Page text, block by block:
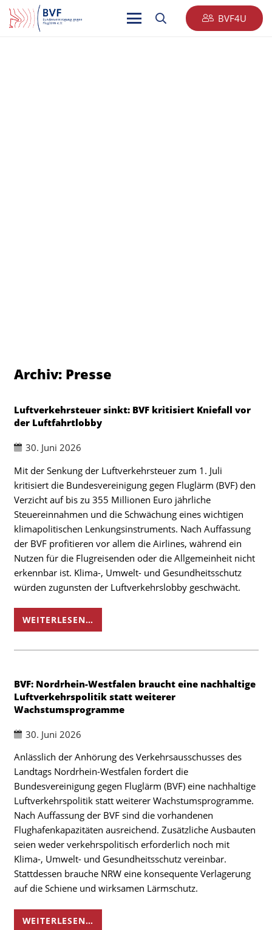
BVF4U
Archiv: Presse
Luftverkehrsteuer sinkt: BVF kritisiert Kniefall vor
der Luftfahrtlobby
30. Juni 2026
Mit der Senkung der Luftverkehrsteuer zum 1. Juli
kritisiert die Bundesvereinigung gegen Fluglärm (BVF) den
Verzicht auf bis zu 355 Millionen Euro jährliche
Steuereinnahmen und die Schwächung eines wichtigen
klimapolitischen Lenkungsinstruments. Nach Auffassung
der BVF profitieren vor allem die Airlines, während ein
Nutzen für die Flugreisenden oder die Allgemeinheit nicht
erkennbar ist. Klima-, Umwelt- und Gesundheitsschutz
würden zugunsten der Luftverkehrslobby geschwächt.
WEITERLESEN…
BVF: Nordrhein-Westfalen braucht eine nachhaltige
Luftverkehrspolitik statt weiterer
Wachstumsprogramme
30. Juni 2026
Anlässlich der Anhörung des Verkehrsausschusses des
Landtags Nordrhein-Westfalen fordert die
Bundesvereinigung gegen Fluglärm (BVF) eine nachhaltige
Luftverkehrspolitik statt weiterer Wachstumsprogramme.
Nach Auffassung der BVF sind die vorhandenen
Flughafenkapazitäten ausreichend. Zusätzliche Ausbauten
seien weder verkehrspolitisch erforderlich noch mit
Klima-, Umwelt- und Gesundheitsschutz vereinbar.
Stattdessen brauche NRW eine konsequente Verlagerung
auf die Schiene und wirksamen Lärmschutz.
WEITERLESEN…